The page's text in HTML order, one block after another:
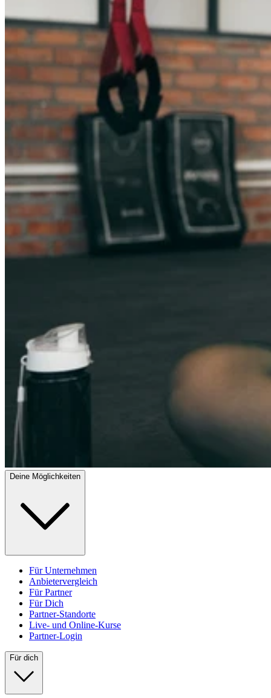
Deine Möglichkeiten
Für Unternehmen
Anbietervergleich
Für Partner
Für Dich
Partner-Standorte
Live- und Online-Kurse
Partner-Login
Für dich